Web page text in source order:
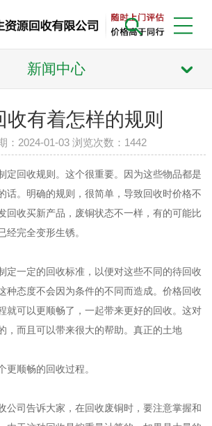
新闻中心
收有着怎样的规则
：2024-01-03 浏览次数： 1442
定回收规则。这个很重要。因为这些物品都是
话。明确的规则，很简单，导致回收时价格不
回收买新产品，废铜状态不一样，有的可能比
经完全变形生锈。
定一定的回收标准，以便对这些不同的待回收
种态度不会因为条件的不同而造成。价格回收
就可以更顺畅了，一起带来更好的回收。这对
，而且可以带来很大的帮助。真正的土地
更顺畅的回收过程。
公司告诉大家，在回收废铜时，要注意掌握和